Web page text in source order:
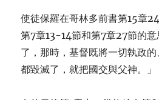
使徒保羅在哥林多前書第15章
第7章13-14節和第7章27節的
了，那時，基督既將一切執政的
都毀滅了，就把國交與父神。」